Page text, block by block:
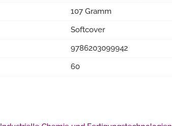
107 Gramm
Softcover
9786203099942
60